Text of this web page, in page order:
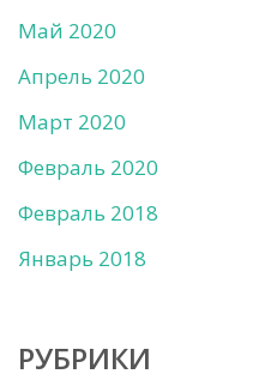
Май 2020
Апрель 2020
Март 2020
Февраль 2020
Февраль 2018
Январь 2018
РУБРИКИ